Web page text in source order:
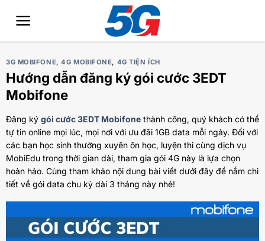
3G MOBIFONE,4G MOBIFONE, 4G TIỆN ÍCH
Hướng dẫn đăng ký gói cước 3EDT
Mobifone
Đăng ký gói cước 3EDT Mobifone thành công, quý khách có thể
tự tin online mọi lúc, mọi nơi với ưu đãi 1GB data mỗi ngày. Đối với
các bạn học sinh thường xuyên ôn học, luyện thi cùng dịch vụ
MobiEdu trong thời gian dài, tham gia gói 4G này là lựa chọn
hoàn hảo. Cùng tham khảo nội dung bài viết dưới đây để nắm chi
tiết về gói data chu kỳ dài 3 tháng này nhé!